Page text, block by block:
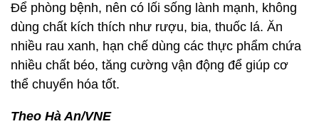
Để phòng bệnh, nên có lối sống lành mạnh, không
dùng chất kích thích như rượu, bia, thuốc lá. Ăn
nhiều rau xanh, hạn chế dùng các thực phẩm chứa
nhiều chất béo, tăng cường vận động để giúp cơ
thể chuyển hóa tốt.
Theo Hà An/VNE